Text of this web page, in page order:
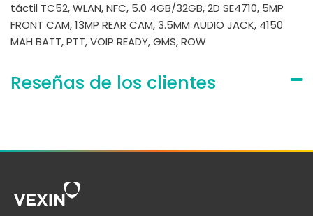
táctil TC52, WLAN, NFC, 5.0 4GB/32GB, 2D SE4710, 5MP
FRONT CAM, 13MP REAR CAM, 3.5MM AUDIO JACK, 4150
MAH BATT, PTT, VOIP READY, GMS, ROW
Reseñas de los clientes